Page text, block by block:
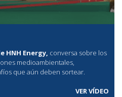
HNH Energy, conversa sobre los
medioambientales,
que aún deben sortear.
VER VÍDEO